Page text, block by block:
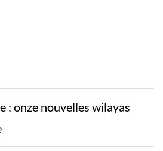
: onze nouvelles wilayas